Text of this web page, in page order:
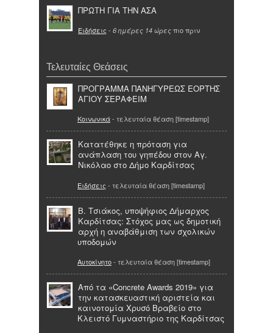
ΠΡΩΤΗ ΓΙΑ ΤΗΝ ΑΣΑ
Ειδήσεις - 6 ημέρες 14 ώρες πιο πριν
Τελευταίες Θεάσεις
ΠΡΟΓΡΑΜΜΑ ΠΑΝΗΓΥΡΕΩΣ ΕΟΡΤΗΣ
ΑΓΙΟΥ ΣΕΡΑΦΕΙΜ
Κοινωνικά- τελευταία θέαση [timestamp]
Κατατέθηκε η πρόταση για
ανάπλαση του γηπέδου στον Αγ.
Νικόλαο στο Δήμο Καρδίτσας
Ειδήσεις - τελευταία θέαση [timestamp]
Β. Τσιάκος, υποψήφιος Δήμαρχος
Καρδίτσας: Στόχος μας ως δημοτική
αρχή η αναβάθμιση των σχολικών
υποδομών
Αυτοκίνητο- τελευταία θέαση [timestamp]
Από τα «Concrete Awards 2019» για
την κατασκευαστική αριστεία και
καινοτομία Χρυσό Βραβείο στο
Κλειστό Γυμναστήριο της Καρδίτσας